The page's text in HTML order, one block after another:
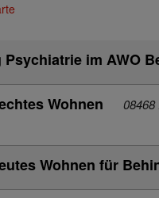
im AWO
Wohnen
Wohnen für